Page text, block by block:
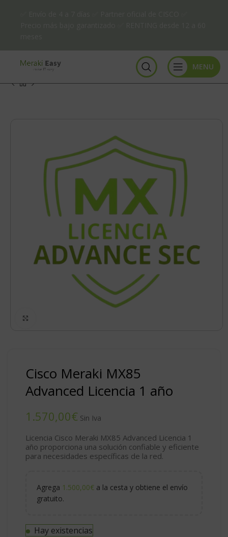
MENU
Cisco Meraki MX85
Advanced Licencia 1 año
€
Licencia Cisco Meraki MX85 Advanced Licencia 1
año proporciona una solución confiable y eficiente
para necesidades específicas de la red.
Agrega 1.500,00€ a la cesta y obtiene el envío
gratuito.
Hay existencias